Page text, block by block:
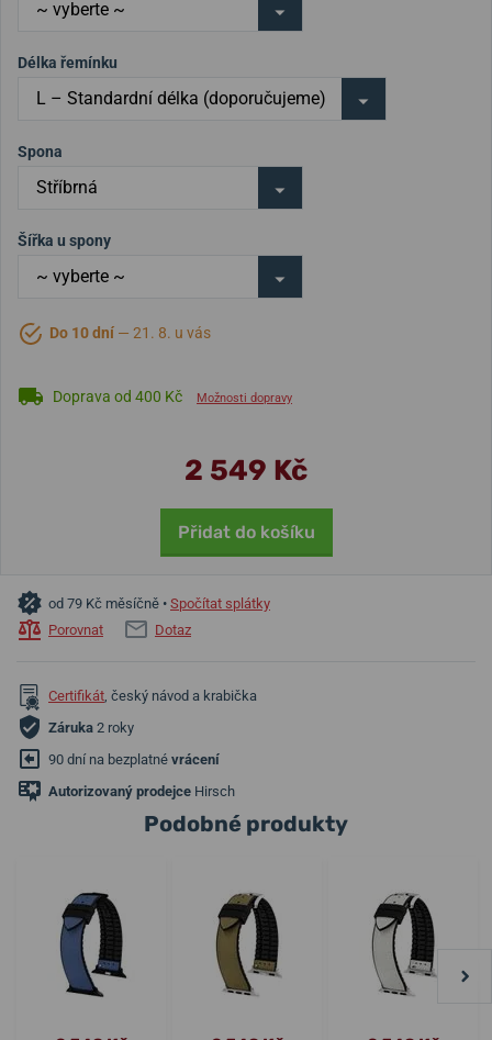
Délka řemínku
Spona
Šířka u spony
Do 10 dní — 21. 8. u vás
Doprava od 400 Kč Možnosti dopravy
2 549 Kč
Přidat do košíku
od 79 Kč měsíčně • Spočítat splátky
Porovnat
Dotaz
Certifikát, český návod a krabička
Záruka 2 roky
90 dní na bezplatné vrácení
Autorizovaný prodejce Hirsch
Podobné produkty